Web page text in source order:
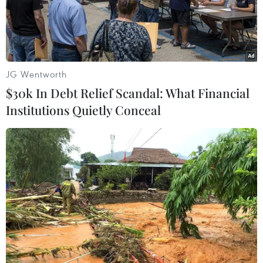
Lệnh ngừng bắn giữa Campuchia và
Thái Lan có hiệu lực
TIN LIÊN QUAN
JG Wentworth
$30k In Debt Relief Scandal: What Financial
Institutions Quietly Conceal